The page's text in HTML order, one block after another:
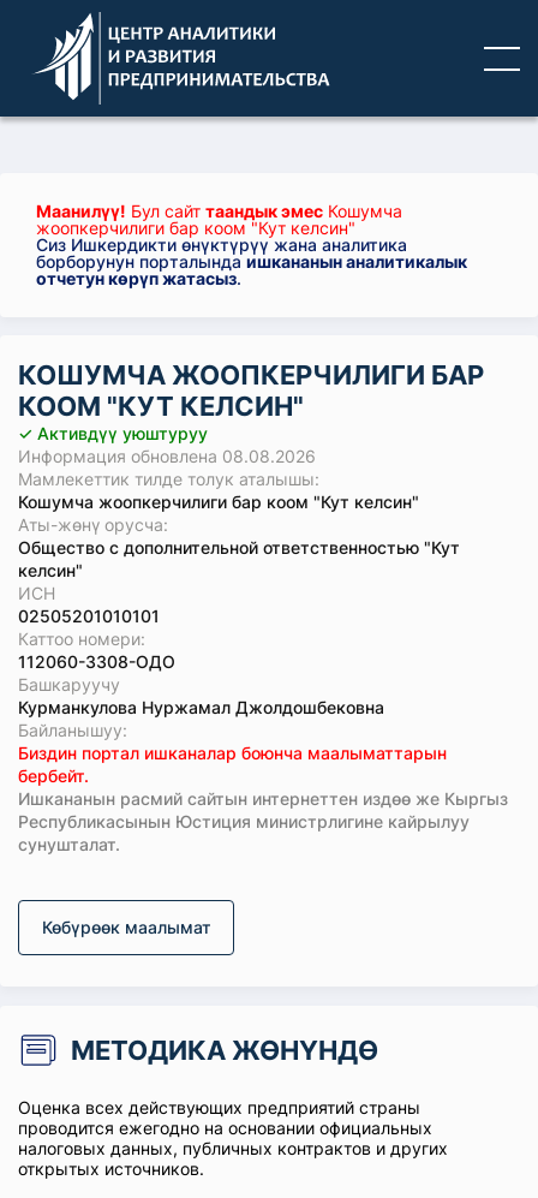
Маанилүү! Бул сайт таандык эмес Кошумча
жоопкерчилиги бар коом "Кут келсин"
Сиз Ишкердикти өнүктүрүү жана аналитика
борборунун порталындаишкананын аналитикалык
отчетун көрүп жатасыз.
КОШУМЧА ЖООПКЕРЧИЛИГИ БАР
КООМ "КУТ КЕЛСИН"
✓ Активдүү уюштуруу
Информация обновлена 08.08.2026
Мамлекеттик тилде толук аталышы:
Кошумча жоопкерчилиги бар коом "Кут келсин"
Аты-жөнү орусча:
Общество с дополнительной ответственностью "Кут
келсин"
ИСН
02505201010101
Каттоо номери:
112060-3308-ОДО
Башкаруучу
Курманкулова Нуржамал Джолдошбековна
Байланышуу:
Биздин портал ишканалар боюнча маалыматтарын
бербейт.
Ишкананын расмий сайтын интернеттен издөө же Кыргыз
Республикасынын Юстиция министрлигине кайрылуу
сунушталат.
Көбүрөөк маалымат
МЕТОДИКА ЖӨНҮНДӨ
Оценка всех действующих предприятий страны
проводится ежегодно на основании официальных
налоговых данных, публичных контрактов и других
открытых источников.